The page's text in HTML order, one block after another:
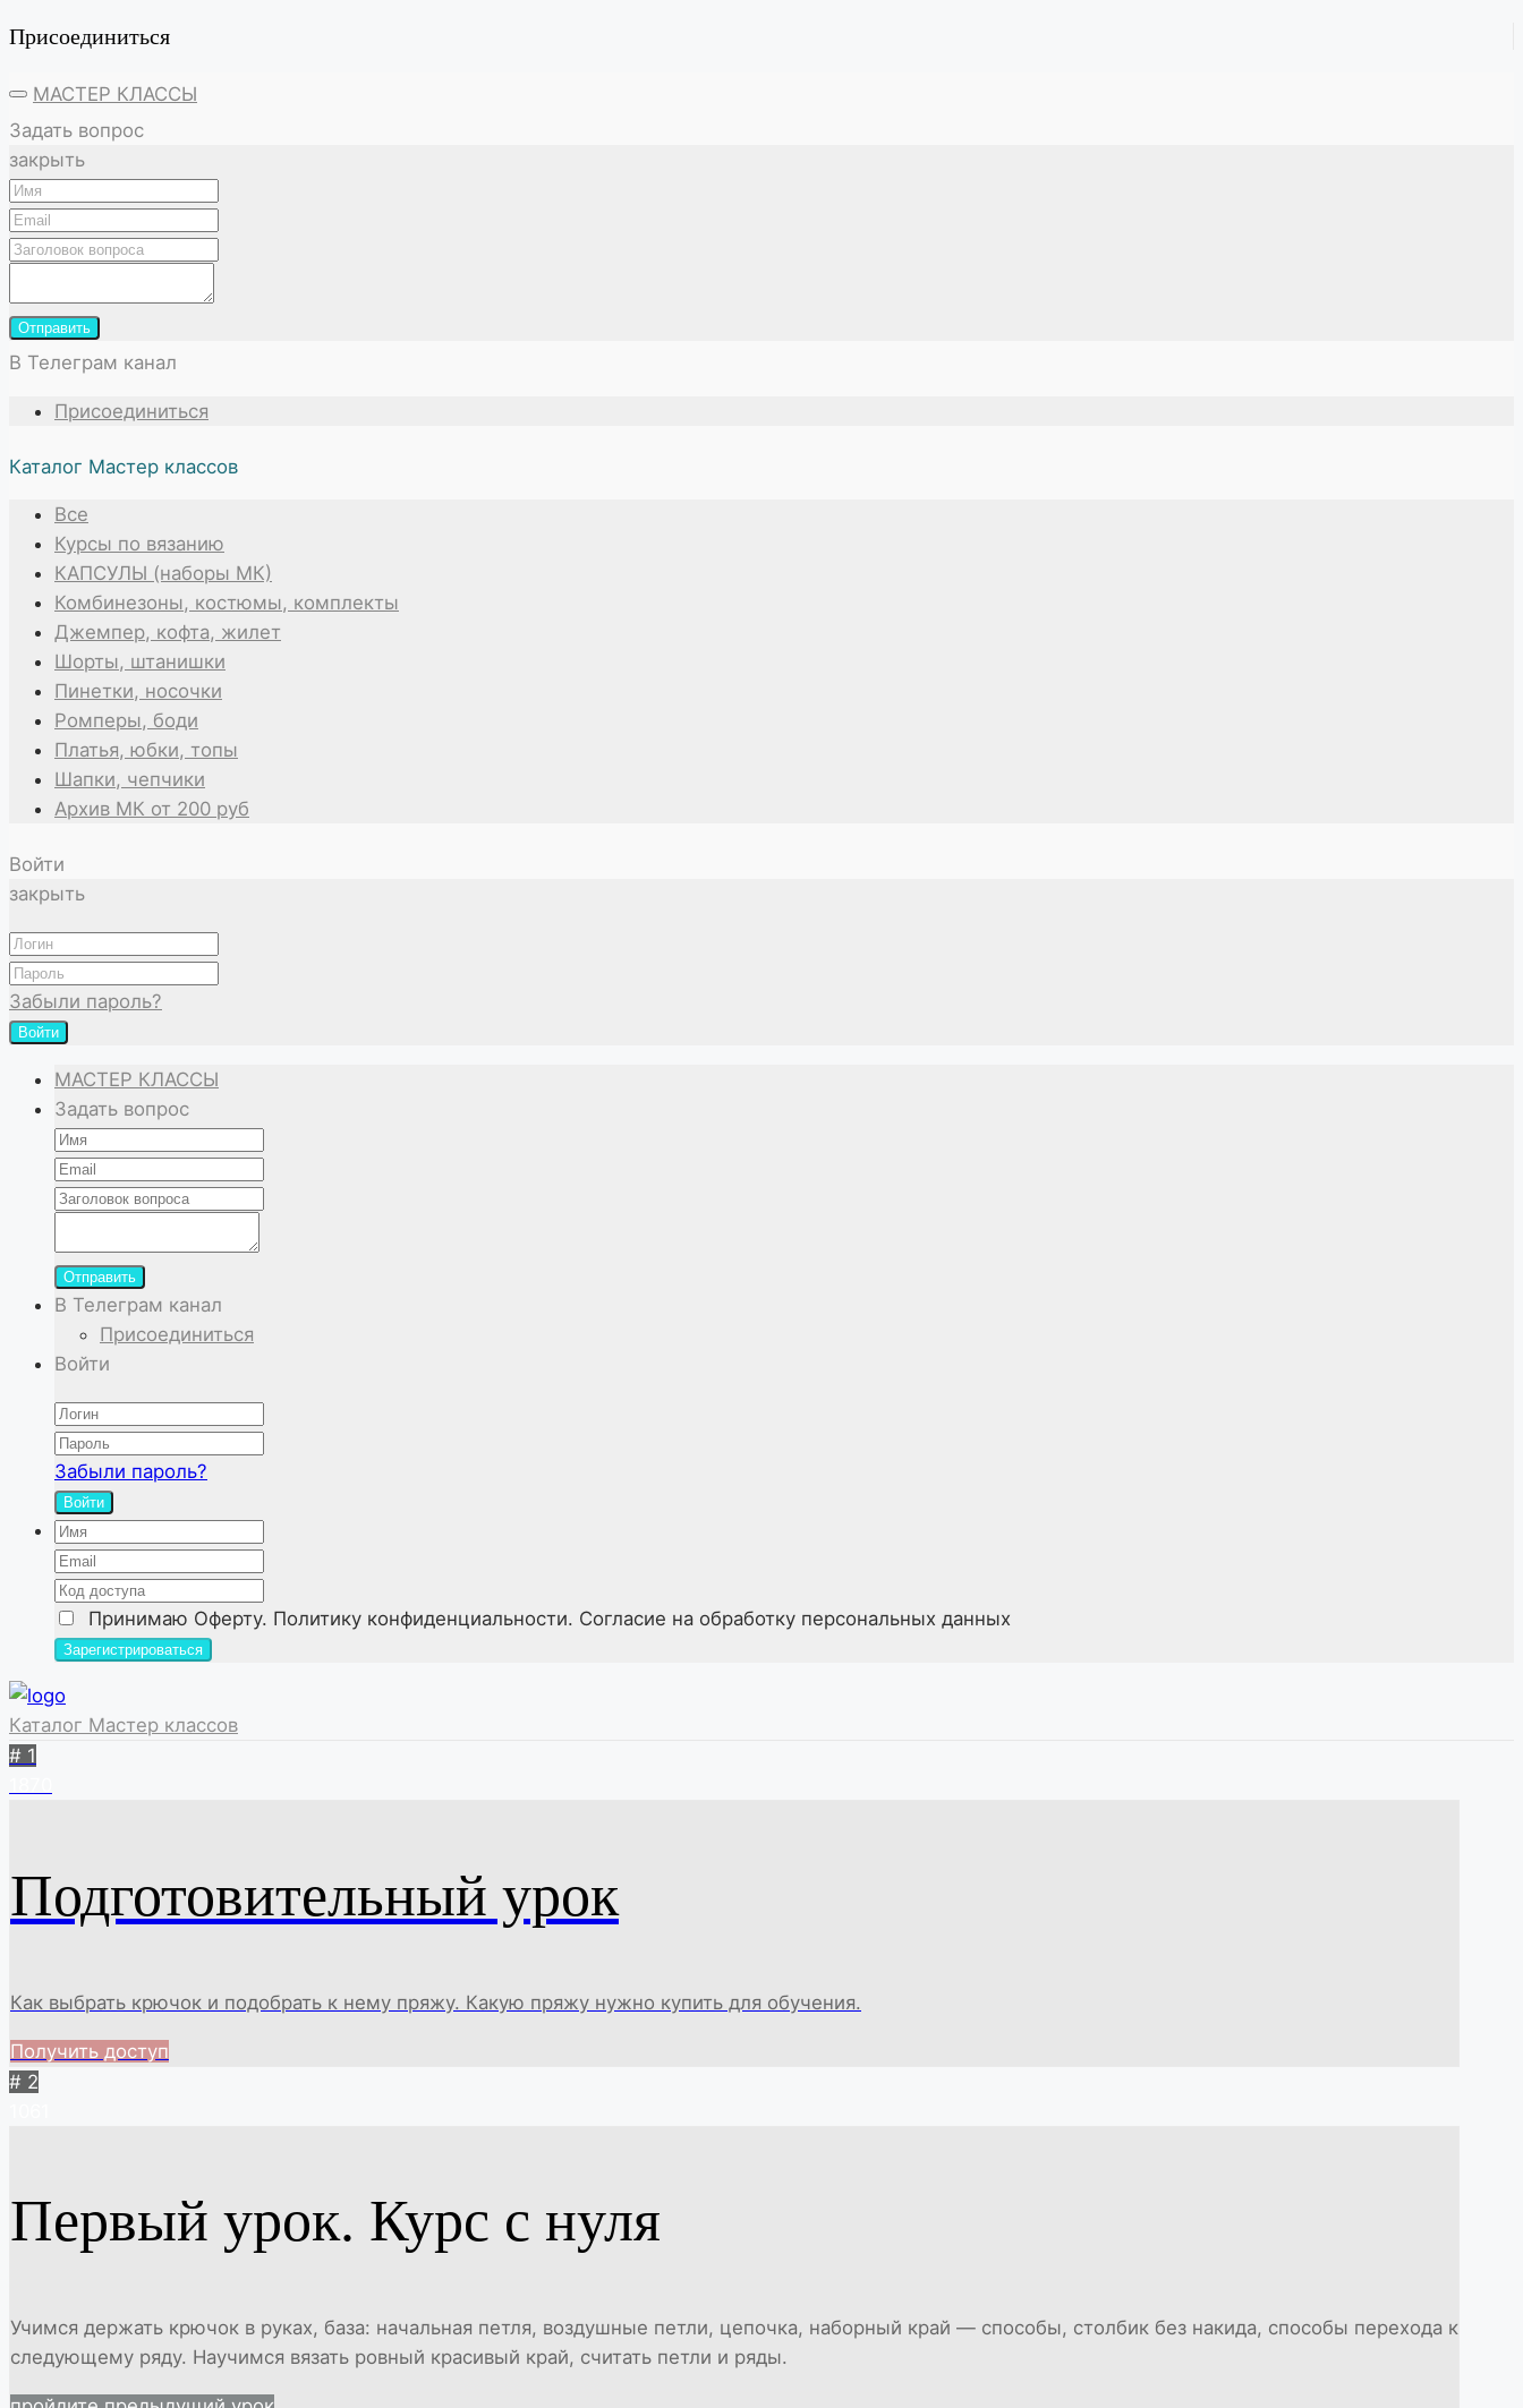
Присоединиться
МАСТЕР КЛАССЫ
Задать вопрос
закрыть
Отправить
В Телеграм канал
Присоединиться
Каталог Мастер классов
Все
Курсы по вязанию
КАПСУЛЫ (наборы МК)
Комбинезоны, костюмы, комплекты
Джемпер, кофта, жилет
Шорты, штанишки
Пинетки, носочки
Ромперы, боди
Платья, юбки, топы
Шапки, чепчики
Архив МК от 200 руб
Войти
закрыть
Забыли пароль?
Войти
МАСТЕР КЛАССЫ
Задать вопрос
Отправить
В Телеграм канал
Присоединиться
Войти
Забыли пароль?
Войти
Принимаю Оферту. Политику конфиденциальности. Согласие на обработку персональных данных
Каталог Мастер классов
# 1
Подготовительный урок
Как выбрать крючок и подобрать к нему пряжу. Какую пряжу нужно купить для обучения.
Получить доступ
# 2
Первый урок. Курс с нуля
Учимся держать крючок в руках, база: начальная петля, воздушные петли, цепочка, наборный край — способы, столбик без накида, способы перехода к
следующему ряду. Научимся вязать ровный красивый край, считать петли и ряды.